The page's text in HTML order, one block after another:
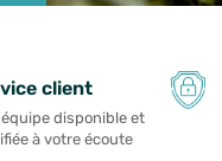
client
équipe disponible et
à votre écoute